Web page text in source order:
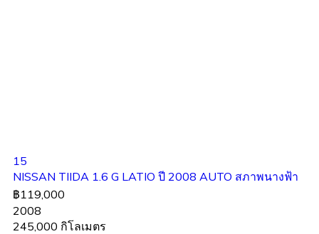
15
NISSAN TIIDA 1.6 G LATIO ปี 2008 AUTO สภาพนางฟ้า
฿119,000
2008
245,000 กิโลเมตร